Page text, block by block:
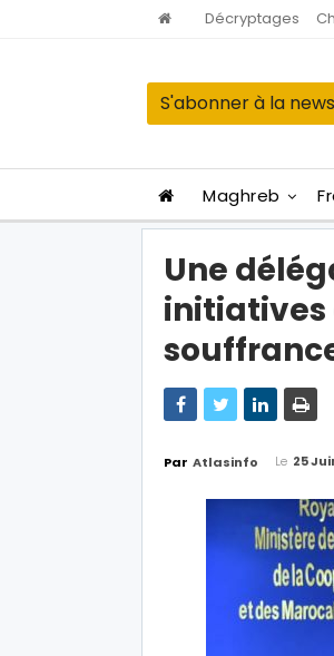
Décryptages
S'abonner à la
Maghreb
Une
initiatives
Par Atlasinfo Le 25